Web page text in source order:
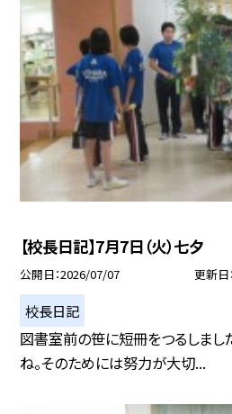
【校長日記】7月7日（火）七夕
公開日 2026/07/07 更新日
校長日記
図書室前の笹に短冊をつるしまし
ね。そのためには努力が大切...